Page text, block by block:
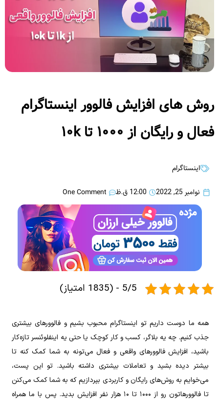
روش های افزایش فالوور اینستاگرام
فعال و رایگان از ۱۰۰۰ تا ۱۰k
اینستاگرام
نوامبر 25, 2022 12:00 ق.ظ One Comment
5/5 - (1835 امتیاز)
همه ما دوست داریم تو اینستاگرام محبوب بشیم و فالوورهای بیشتری
جذب کنیم. چه یه بلاگر، کسب و کار کوچک یا حتی یه اینفلوئنسر تازه‌کار
باشید، افزایش فالوورهای واقعی و فعال می‌تونه به شما کمک کنه تا
بیشتر دیده بشید و تعاملات بیشتری داشته باشید. تو این پست،
می‌خوایم به روش‌های رایگان و کاربردی بپردازیم که به شما کمک می‌کنن
تا فالوورهاتون رو از ۱۰۰۰ تا ۱۰ هزار نفر افزایش بدید. پس با ما همراه